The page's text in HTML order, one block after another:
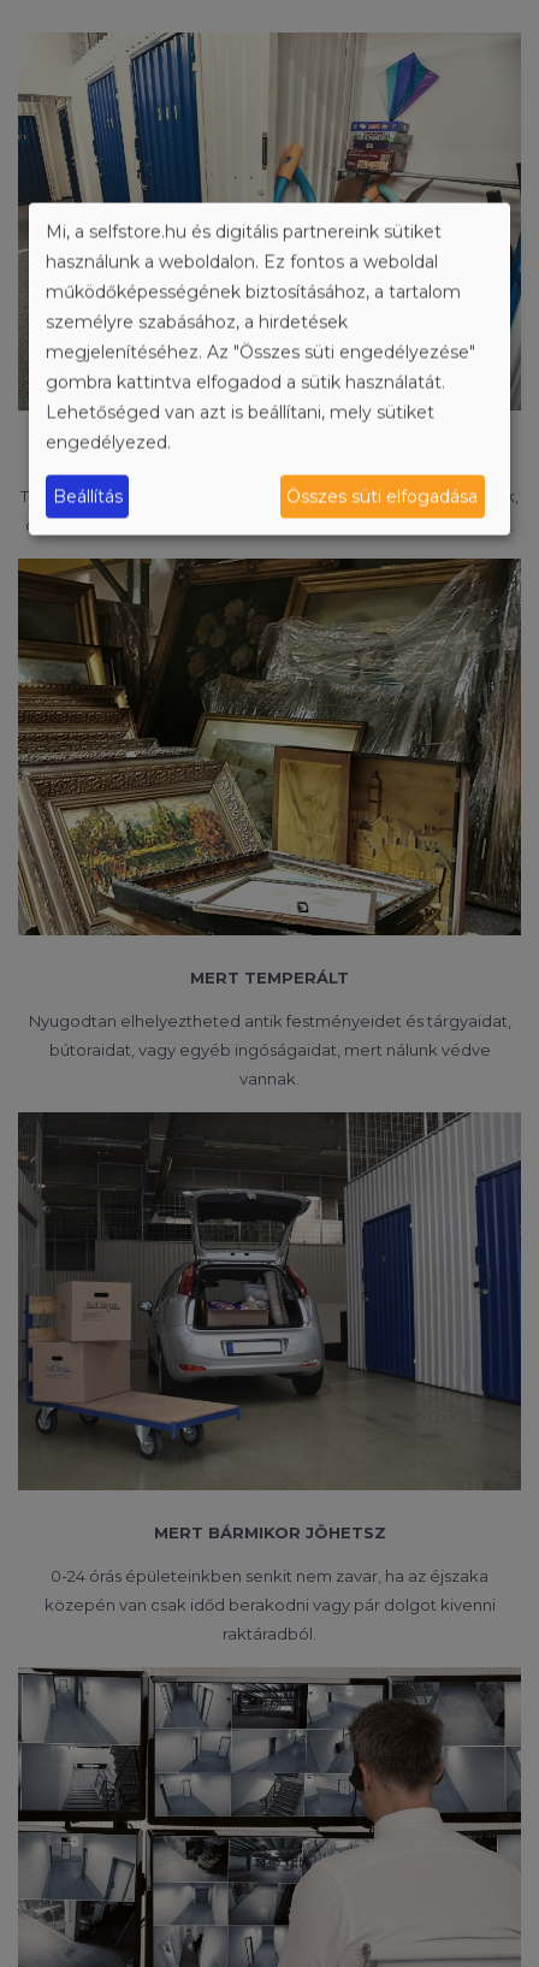
MERT KICSI ÉS SOKFÉLE
Több ezer raktárunkból választhatsz, a legkisebbek 1-3 m²-esek,
de nagyobb helyigény esetén 50-150 m²-es tároló is bérelhető.
MERT TEMPERÁLT
Nyugodtan elhelyeztheted antik festményeidet és tárgyaidat,
bútoraidat, vagy egyéb ingóságaidat, mert nálunk védve
vannak.
MERT BÁRMIKOR JÖHETSZ
0-24 órás épületeinkben senkit nem zavar, ha az éjszaka
közepén van csak időd berakodni vagy pár dolgot kivenni
raktáradból.
Mi, a selfstore.hu és digitális partnereink sütiket
használunk a weboldalon. Ez fontos a weboldal
működőképességének biztosításához, a tartalom
személyre szabásához, a hirdetések
megjelenítéséhez. Az "Összes süti engedélyezése"
gombra kattintva elfogadod a sütik használatát.
Lehetőséged van azt is beállítani, mely sütiket
engedélyezed.
Beállítás Összes süti elfogadása